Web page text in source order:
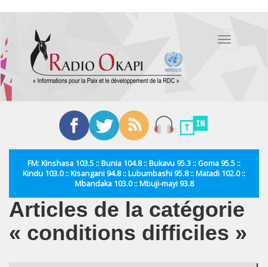
contenu
principal
Toggle
FM: Kinshasa 103.5 :: Bunia 104.8 :: Bukavu 95.3 :: Goma 95.5 ::
Kindu 103.0 :: Kisangani 94.8 :: Lubumbashi 95.8 :: Matadi 102.0 ::
Mbandaka 103.0 :: Mbuji-mayi 93.8
Articles de la catégorie
« conditions difficiles »